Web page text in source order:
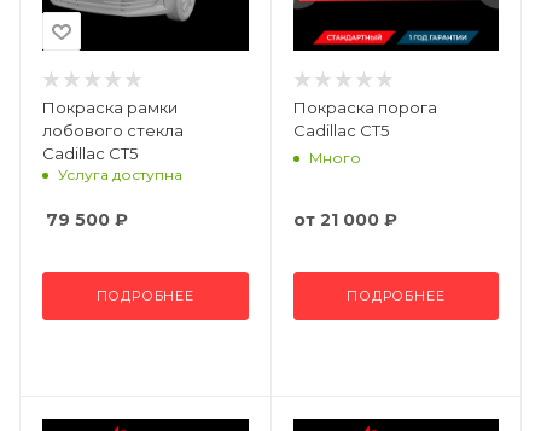
Покраска рамки
лобового стекла
Cadillac CT5
Услуга доступна
79 500 ₽
ПОДРОБНЕЕ
Покраска порога
Cadillac CT5
Много
от 21 000 ₽
ПОДРОБНЕЕ